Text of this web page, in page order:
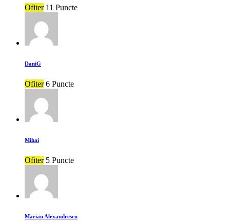
Ofiter 11 Puncte
DaniG
Ofiter 6 Puncte
Mihai
Ofiter 5 Puncte
Marian Alexandrescu